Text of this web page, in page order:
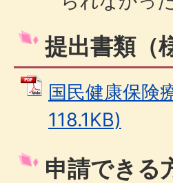
提出書類（
国民健康保険
118.1KB)
申請できる